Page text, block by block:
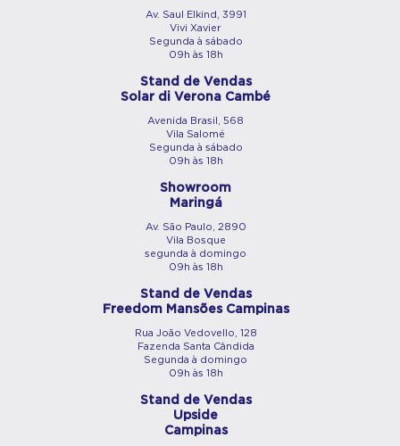
Av. Saul Elkind, 3991
Vivi Xavier
Segunda à sábado
09h às 18h
Stand de Vendas
Solar di Verona Cambé
Avenida Brasil, 568
Vila Salomé
Segunda à sábado
09h às 18h
Showroom
Maringá
Av. São Paulo, 2890
Vila Bosque
segunda à domingo
09h às 18h
Stand de Vendas
Freedom Mansões Campinas
Rua João Vedovello, 128
Fazenda Santa Cândida
Segunda à domingo
09h às 18h
Stand de Vendas
Upside
Campinas